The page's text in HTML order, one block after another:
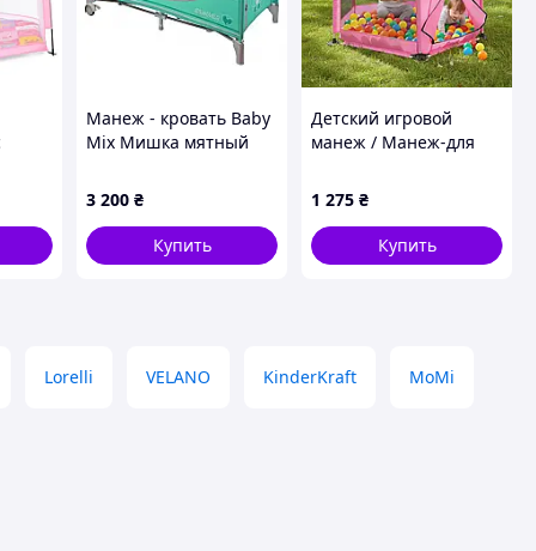
Манеж - кровать Baby
Mix Мишка мятный
3 200 ₴
Купить
Детский игровой
манеж / Манеж-для
Складной детский
манеж с
баскетбольным
кольцом Розовый
1 275 ₴
Купить
Lorelli VELANO KinderKraft MoMi